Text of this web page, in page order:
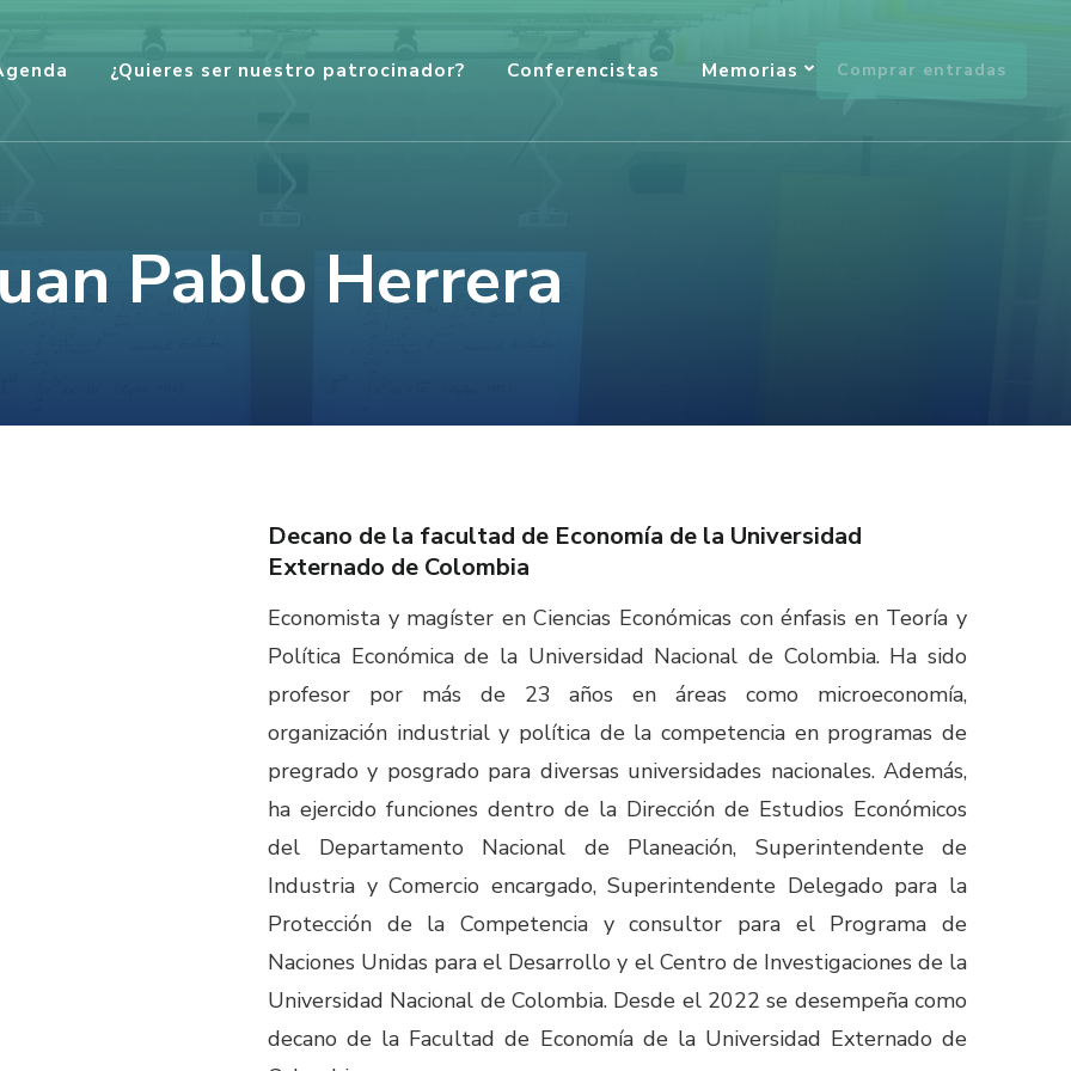
¿Quieres ser nuestro patrocinador? Conferencistas Memorias Comprar entradas
Pablo Herrera
Decano de la facultad de Economía de la Universidad
Externado de Colombia
Economista y magíster en Ciencias Económicas con énfasis en Teoría y
Política Económica de la Universidad Nacional de Colombia. Ha sido
profesor por más de 23 años en áreas como microeconomía,
organización industrial y política de la competencia en programas de
pregrado y posgrado para diversas universidades nacionales. Además,
ha ejercido funciones dentro de la Dirección de Estudios Económicos
del Departamento Nacional de Planeación, Superintendente de
Industria y Comercio encargado, Superintendente Delegado para la
Protección de la Competencia y consultor para el Programa de
Naciones Unidas para el Desarrollo y el Centro de Investigaciones de la
Universidad Nacional de Colombia. Desde el 2022 se desempeña como
decano de la Facultad de Economía de la Universidad Externado de